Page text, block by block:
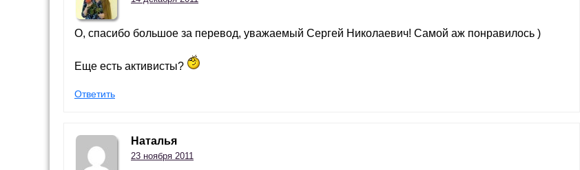
О, спасибо большое за перевод, уважаемый Сергей Николаевич! Самой аж понравилось )
Еще есть активисты?
Ответить
Наталья
23 ноября 2011